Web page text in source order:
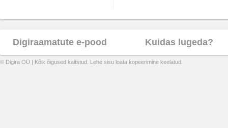
Digiraamatute e-pood Kuidas lugeda?
© Digira OÜ | Kõik õigused kaitstud. Lehe sisu loata kopeerimine keelatud.